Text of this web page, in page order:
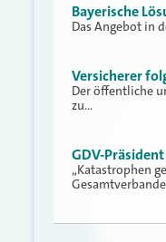
Bayerische
Das Angebot in
Versicherer
Der öffentliche
zu…
GDV-
„Katastrophen